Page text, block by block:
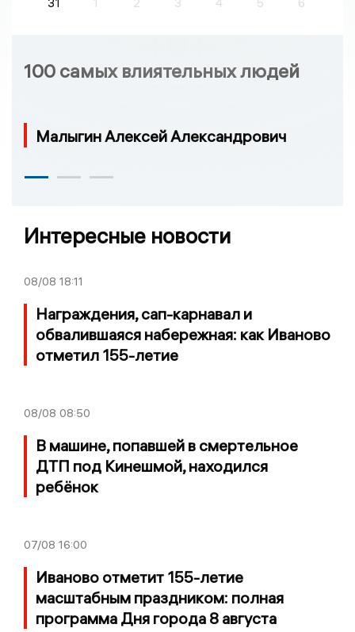
31 1 2 3 4 5 6
100 самых влиятельных людей
Малыгин Алексей Александрович
Интересные новости
08/08 18:11
Награждения, сап-карнавал и
обвалившаяся набережная: как Иваново
отметил 155-летие
08/08 08:50
В машине, попавшей в смертельное
ДТП под Кинешмой, находился
ребёнок
07/08 16:00
Иваново отметит 155-летие
масштабным праздником: полная
программа Дня города 8 августа